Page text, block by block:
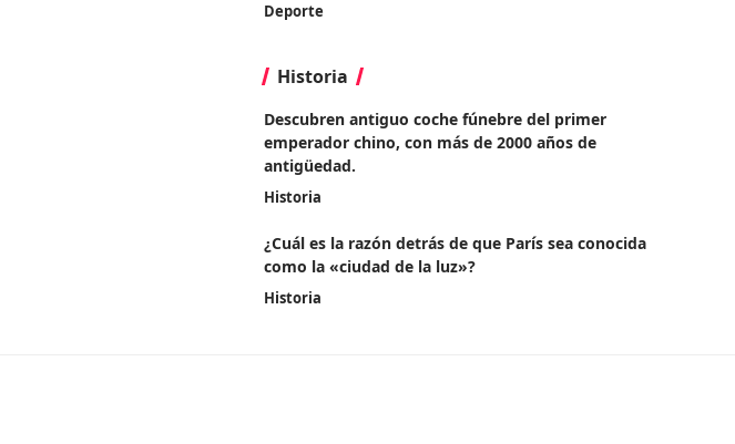
Deporte
Historia
Descubren antiguo coche fúnebre del primer
emperador chino, con más de 2000 años de
antigüedad.
Historia
¿Cuál es la razón detrás de que París sea conocida
como la «ciudad de la luz»?
Historia